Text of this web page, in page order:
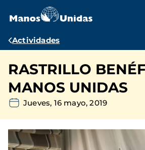
contenido
Ruta
navegación
Actividades
RASTRILLO
MANOS UNIDAS
Jueves, 16 mayo, 2019